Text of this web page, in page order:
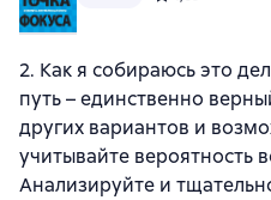
2. Как я собираюсь это
путь – единственно
других вариантов и
учитывайте вероятность
Анализируйте и